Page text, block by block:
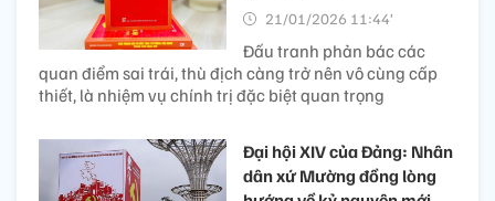
21/01/2026 11:44’
Đấu tranh phản bác các
quan điểm sai trái, thù địch càng trở nên vô cùng cấp
thiết, là nhiệm vụ chính trị đặc biệt quan trọng
Đại hội XIV của Đảng: Nhân
dân xứ Mường đồng lòng